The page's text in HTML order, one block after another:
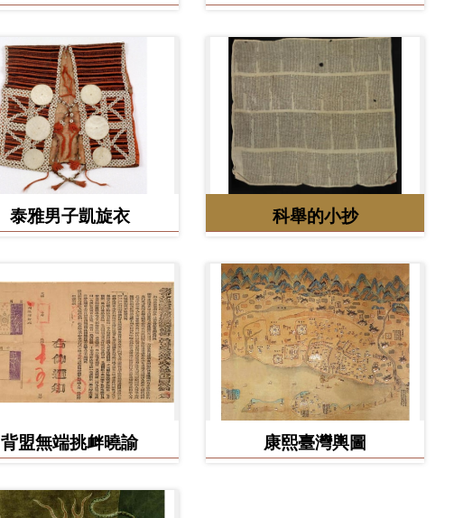
泰雅男子凱旋衣 科舉的小抄
背盟無端挑衅曉諭 康熙臺灣輿圖